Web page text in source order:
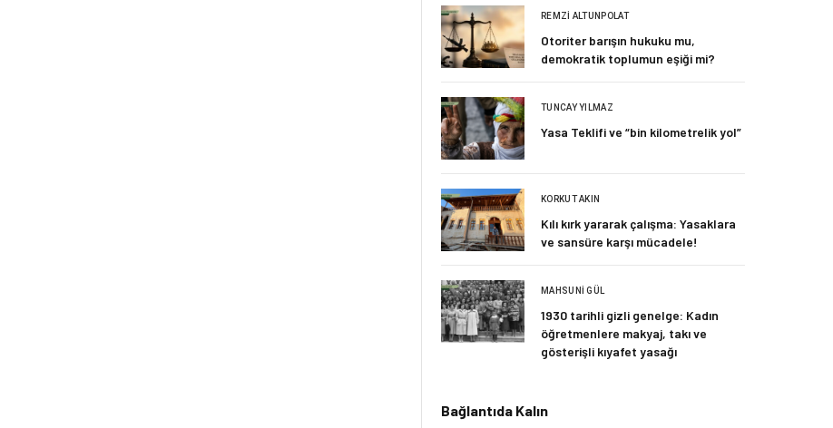
REMZI ALTUNPOLAT
Otoriter barışın hukuku mu,
demokratik toplumun eşiği mi?
TUNCAY YILMAZ
Yasa Teklifi ve “bin kilometrelik yol”
KORKUT AKIN
Kılı kırk yararak çalışma: Yasaklara
ve sansüre karşı mücadele!
MAHSUNI GÜL
1930 tarihli gizli genelge: Kadın
öğretmenlere makyaj, takı ve
gösterişli kıyafet yasağı
Bağlantıda Kalın